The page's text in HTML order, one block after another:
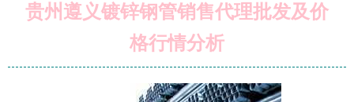
贵州遵义镀锌钢管销售代理批发及价
格行情分析